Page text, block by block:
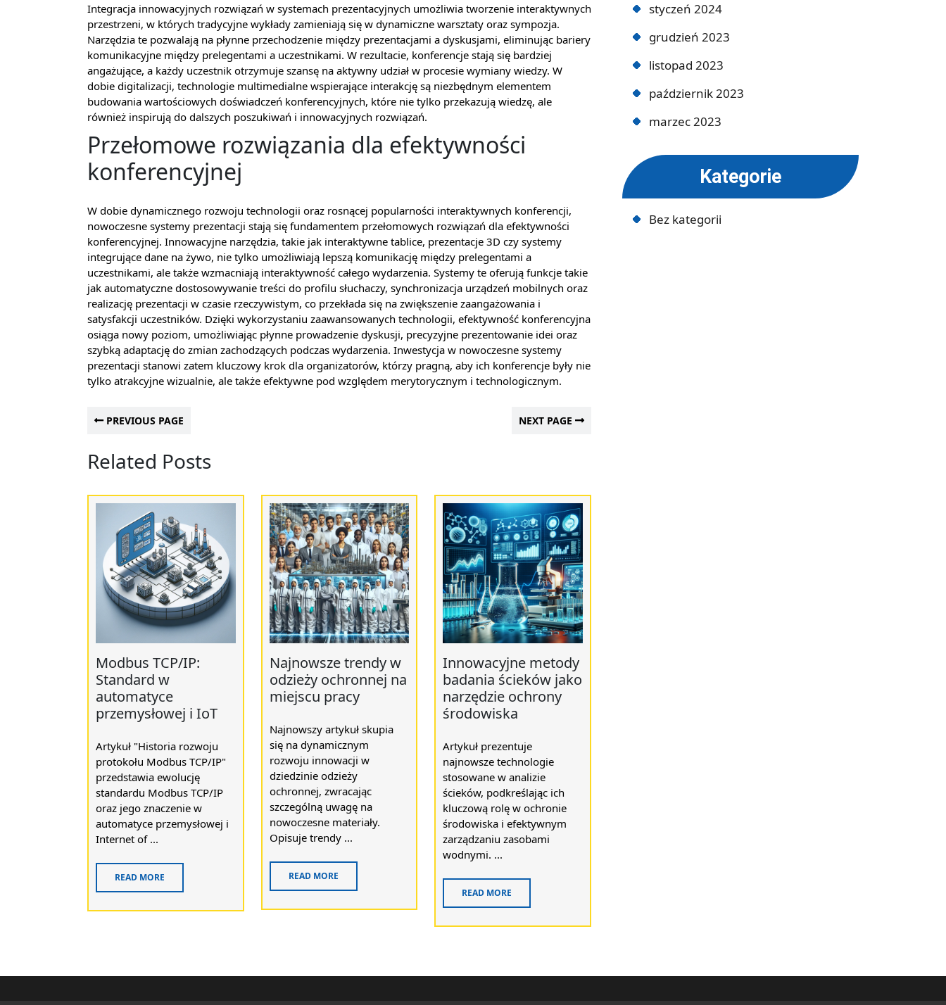
Integracja innowacyjnych rozwiązań w systemach prezentacyjnych umożliwia tworzenie interaktywnych
przestrzeni, w których tradycyjne wykłady zamieniają się w dynamiczne warsztaty oraz sympozja.
Narzędzia te pozwalają na płynne przechodzenie między prezentacjami a dyskusjami, eliminując bariery
komunikacyjne między prelegentami a uczestnikami. W rezultacie, konferencje stają się bardziej
angażujące, a każdy uczestnik otrzymuje szansę na aktywny udział w procesie wymiany wiedzy. W
dobie digitalizacji, technologie multimedialne wspierające interakcję są niezbędnym elementem
budowania wartościowych doświadczeń konferencyjnych, które nie tylko przekazują wiedzę, ale
również inspirują do dalszych poszukiwań i innowacyjnych rozwiązań.
Przełomowe rozwiązania dla efektywności
konferencyjnej
W dobie dynamicznego rozwoju technologii oraz rosnącej popularności interaktywnych konferencji,
nowoczesne systemy prezentacji stają się fundamentem przełomowych rozwiązań dla efektywności
konferencyjnej. Innowacyjne narzędzia, takie jak interaktywne tablice, prezentacje 3D czy systemy
integrujące dane na żywo, nie tylko umożliwiają lepszą komunikację między prelegentami a
uczestnikami, ale także wzmacniają interaktywność całego wydarzenia. Systemy te oferują funkcje takie
jak automatyczne dostosowywanie treści do profilu słuchaczy, synchronizacja urządzeń mobilnych oraz
realizację prezentacji w czasie rzeczywistym, co przekłada się na zwiększenie zaangażowania i
satysfakcji uczestników. Dzięki wykorzystaniu zaawansowanych technologii, efektywność konferencyjna
osiąga nowy poziom, umożliwiając płynne prowadzenie dyskusji, precyzyjne prezentowanie idei oraz
szybką adaptację do zmian zachodzących podczas wydarzenia. Inwestycja w nowoczesne systemy
prezentacji stanowi zatem kluczowy krok dla organizatorów, którzy pragną, aby ich konferencje były nie
tylko atrakcyjne wizualnie, ale także efektywne pod względem merytorycznym i technologicznym.
PREVIOUS PAGE NEXT PAGE
Related Posts
Modbus TCP/IP:
Standard w
automatyce
przemysłowej i IoT
Artykuł "Historia rozwoju
protokołu Modbus TCP/IP"
przedstawia ewolucję
standardu Modbus TCP/IP
oraz jego znaczenie w
automatyce przemysłowej i
Internet of ...
READ MORE
Najnowsze trendy w
odzieży ochronnej na
miejscu pracy
Najnowszy artykuł skupia
się na dynamicznym
rozwoju innowacji w
dziedzinie odzieży
ochronnej, zwracając
szczególną uwagę na
nowoczesne materiały.
Opisuje trendy ...
READ MORE
Innowacyjne metody
badania ścieków jako
narzędzie ochrony
środowiska
Artykuł prezentuje
najnowsze technologie
stosowane w analizie
ścieków, podkreślając ich
kluczową rolę w ochronie
środowiska i efektywnym
zarządzaniu zasobami
wodnymi. ...
READ MORE
styczeń 2024
grudzień 2023
listopad 2023
październik 2023
marzec 2023
Kategorie
Bez kategorii